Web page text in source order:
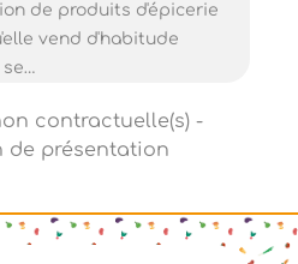
de produits d'épicerie
vend d'habitude
se…